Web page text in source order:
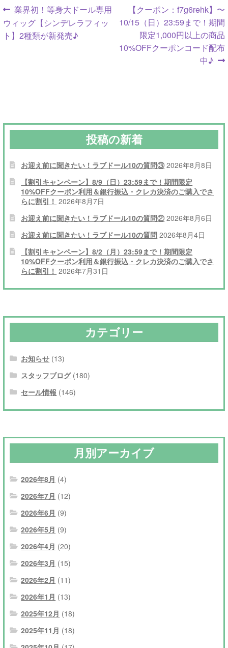
投
稿
シ
ョ
ン
前
の
投
業界初！等身大ドール専用
ウィッグ【シンデレラフィッ
ト】2種類が新発売♪
次
の
稿:
【クーポン：f7g6rehk】〜
10/15（日）23:59まで！期間
限定1,000円以上の商品
10%OFFクーポンコード配布
中♪
投稿の新着
お迎え前に聞きたい！ラブドール10の質問③ 2026年8月8日
【割引キャンペーン】8/9（日）23:59まで！期間限定
10%OFFクーポン利用＆銀行振込・クレカ決済のご購入でさ
らに割引！ 2026年8月7日
お迎え前に聞きたい！ラブドール10の質問② 2026年8月6日
お迎え前に聞きたい！ラブドール10の質問 2026年8月4日
【割引キャンペーン】8/2（月）23:59まで！期間限定
10%OFFクーポン利用＆銀行振込・クレカ決済のご購入でさ
らに割引！ 2026年7月31日
カテゴリー
お知らせ (13)
スタッフブログ(180)
セール情報 (146)
月別アーカイブ
2026年8月 (4)
2026年7月 (12)
2026年6月 (9)
2026年5月 (9)
2026年4月 (20)
2026年3月 (15)
2026年2月 (11)
2026年1月 (13)
2025年12月 (18)
2025年11月 (18)